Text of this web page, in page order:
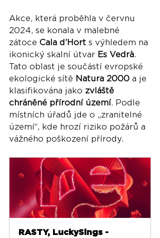
Akce, která proběhla v červnu
2024, se konala v malebné
zátoce Cala d’Hort s výhledem na
ikonický skalní útvar Es Vedrà.
Tato oblast je součástí evropské
ekologické sítě Natura 2000 a je
klasifikována jako zvláště
chráněné přírodní území. Podle
místních úřadů jde o „zranitelné
území“, kde hrozí riziko požárů a
vážného poškození přírody.
RASTY, LuckySings -